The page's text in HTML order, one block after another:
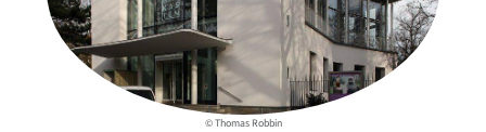
© Thomas Robbin